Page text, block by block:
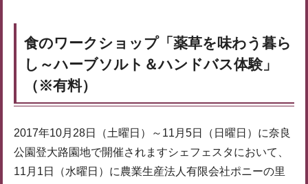
食のワークショップ「薬草を味わう暮ら
し～ハーブソルト＆ハンドバス体験」
（※有料）
2017年10月28日（土曜日）～11月5日（日曜日）に奈良
公園登大路園地で開催されますシェフェスタにおいて、
11月1日（水曜日）に農業生産法人有限会社ポニーの里